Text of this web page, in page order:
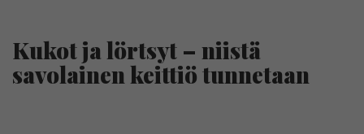
Kukot ja lörtsyt – niistä
savolainen keittiö tunnetaan